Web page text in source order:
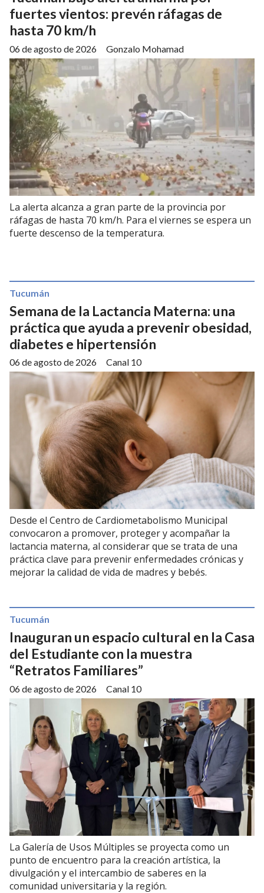
fuertes vientos: prevén ráfagas de
hasta 70 km/h
Gonzalo Mohamad
06 de agosto de 2026
La alerta alcanza a gran parte de la provincia por
ráfagas de hasta 70 km/h. Para el viernes se espera un
fuerte descenso de la temperatura.
Semana de la Lactancia Materna: una
práctica que ayuda a prevenir obesidad,
diabetes e hipertensión
Canal 10
Tucumán
06 de agosto de 2026
Desde el Centro de Cardiometabolismo Municipal
convocaron a promover, proteger y acompañar la
lactancia materna, al considerar que se trata de una
práctica clave para prevenir enfermedades crónicas y
mejorar la calidad de vida de madres y bebés.
Inauguran un espacio cultural en la Casa
del Estudiante con la muestra
“Retratos Familiares”
Canal 10
Tucumán
06 de agosto de 2026
La Galería de Usos Múltiples se proyecta como un
punto de encuentro para la creación artística, la
divulgación y el intercambio de saberes en la
comunidad universitaria y la región.